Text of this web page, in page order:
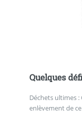
Quelques
Déchets ultimes :
enlèvement de